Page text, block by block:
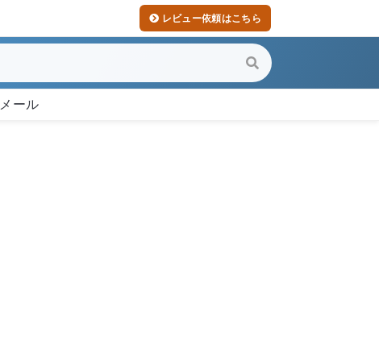
レビュー依頼はこちら
メール